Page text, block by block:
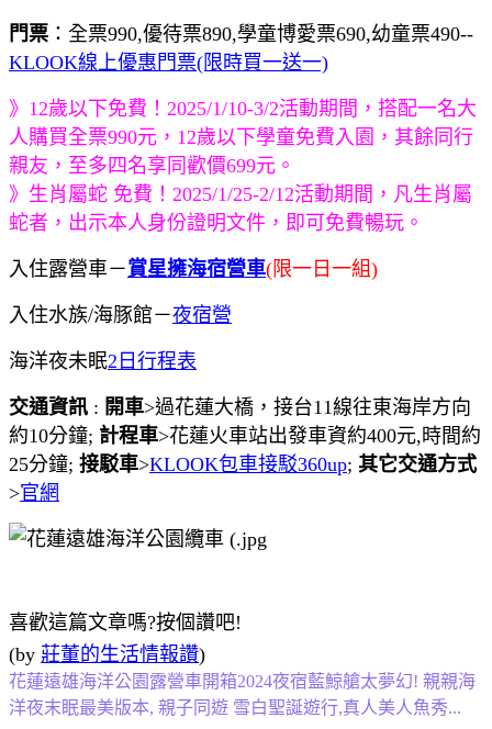
門票 ：全票990,優待票890,學童博愛票690,幼童票490--
KLOOK線上優惠門票(限時買一送一)
》12歲以下免費！2025/1/10-3/2活動期間，搭配一名大
人購買全票990元，12歲以下學童免費入園，其餘同行
親友，至多四名享同歡價699元。
》生肖屬蛇 免費！2025/1/25-2/12活動期間，凡生肖屬
蛇者，出示本人身份證明文件，即可免費暢玩。
入住露營車－賞星擁海宿營車(限一日一組)
入住水族/海豚館－夜宿營
海洋夜未眠2日行程表
交通資訊: 開車>過花蓮大橋，接台11線往東海岸方向
約10分鐘; 計程車>花蓮火車站出發車資約400元,時間約
25分鐘; 接駁車>KLOOK包車接駁360up; 其它交通方式
>官網
喜歡這篇文章嗎?按個讚吧!
(by 莊董的生活情報讚)
花蓮遠雄海洋公園露營車開箱2024夜宿藍鯨艙太夢幻! 親親海
洋夜末眠最美版本, 親子同遊 雪白聖誕遊行,真人美人魚秀...